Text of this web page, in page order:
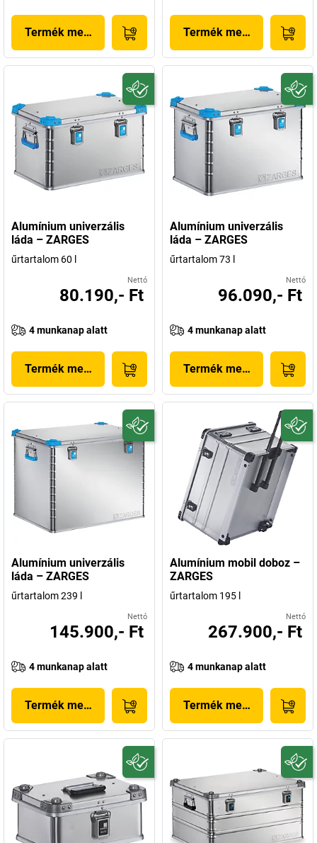
Termék megjelenítése Termék megjelenítése
Alumínium univerzális
láda – ZARGES
űrtartalom 60 l
Nettó
80.190,- Ft
4 munkanap alatt
Termék megjelenítése
Alumínium univerzális
láda – ZARGES
űrtartalom 73 l
Nettó
96.090,- Ft
4 munkanap alatt
Termék megjelenítése
Alumínium univerzális
láda – ZARGES
űrtartalom 239 l
Nettó
145.900,- Ft
4 munkanap alatt
Termék megjelenítése
Alumínium mobil doboz –
ZARGES
űrtartalom 195 l
Nettó
267.900,- Ft
4 munkanap alatt
Termék megjelenítése